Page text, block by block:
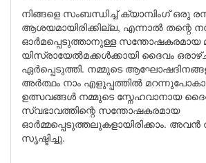
നിങ്ങളെ സംബന്ധിച്ച് ക്യാമ്പിംഗ് ഒരു
ആശയമായിരിക്കില്ല, എന്നാൽ തന്റെ
ഓർമപ്പെടുത്താനുള്ള സന്തോഷകരമായ
യിസ്രായേൽമക്കൾക്കായി ദൈവം
ഏർപ്പെടുത്തി. നമ്മുടെ
അർത്ഥം നാം എളുപ്പത്തിൽ
ഉത്സവങ്ങൾ നമ്മുടെ സ്നേഹവാനായ
സ്വഭാവത്തിന്റെ സന്തോഷകരമായ
ഓർമ്മപ്പെടുത്തലുകളായിരിക്കാം. അവൻ
സൃഷ്ടിച്ചു.